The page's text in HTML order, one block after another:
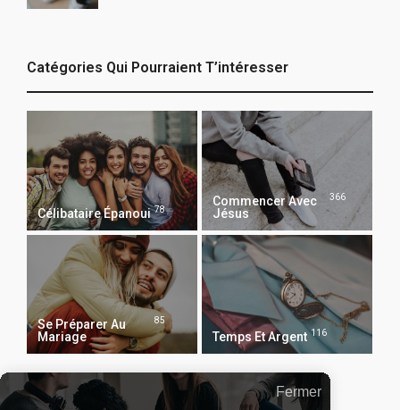
Catégories Qui Pourraient T’intéresser
Célibataire Épanoui 78
Commencer Avec
Jésus
366
Se Préparer Au
Mariage
85
Temps Et Argent 116
Fermer